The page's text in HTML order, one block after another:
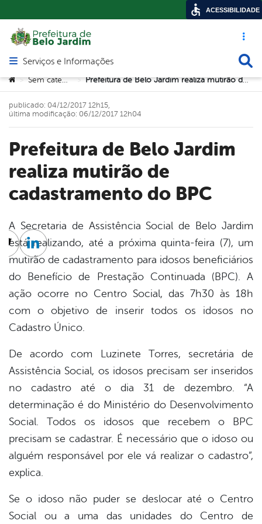
Acesso
Abrir menu principal de navegação
Serviços e Informações
Você está aqui:
> Sem categoria > Prefeitura de Belo Jardim realiza mutirão de cadastramento do BPC
Prefeitura de Belo Jardim
realiza mutirão de
cadastramento do BPC
publicado: 04/12/2017 12h15,
última modificação: 06/12/2017 12h04
A Secretaria de Assistência Social de Belo Jardim
está realizando, até a próxima quinta-feira (7), um
mutirão de cadastramento para idosos beneficiários
do Benefício de Prestação Continuada (BPC). A
ação ocorre no Centro Social, das 7h30 às 18h
com o objetivo de inserir todos os idosos no
Cadastro Único.
De acordo com Luzinete Torres, secretária de
Assistência Social, os idosos precisam ser inseridos
no cadastro até o dia 31 de dezembro. “A
determinação é do Ministério do Desenvolvimento
Social. Todos os idosos que recebem o BPC
precisam se cadastrar. É necessário que o idoso ou
alguém responsável por ele vá realizar o cadastro”,
explica.
Se o idoso não puder se deslocar até o Centro
Social ou a uma das unidades do Centro de
Twitter
Linkedin
ACESSIBILIDADE